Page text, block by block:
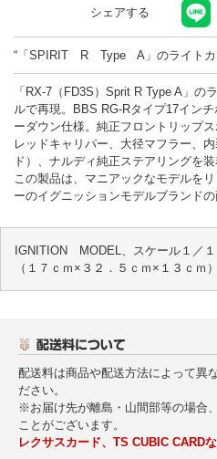
シェアする
“「SPIRIT R Type A」のライトカ
「RX-7（FD3S）Sprit R Type A」の
ルで再現。BBS RG-Rタイプ17イン
ーダウン仕様。純正フロントリップ
レッドキャリパー、大径マフラー、
ド）、ナルディ純正ステアリングを
この製品は、マニアックなモデルを
ーのイグニッションモデルブランドの
IGNITION MODEL、スケール１／
（１７ｃｍ×３２．５ｃｍ×１３ｃｍ
配送料は商品や配送方法によって異
ださい。
※お届け先が離島・山間部等の場合
ことがございます。
レクサスカード、TS CUBIC CARD